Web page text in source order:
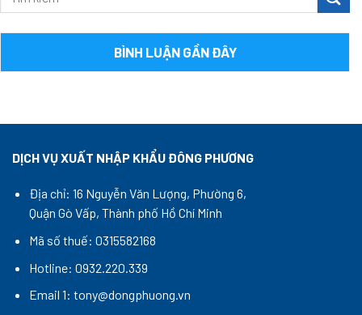
BÌNH LUẬN GẦN ĐÂY
DỊCH VỤ XUẤT NHẬP KHẨU ĐÔNG PHƯƠNG
Địa chỉ: 16 Nguyễn Văn Lượng, Phường 6,
Quận Gò Vấp, Thành phố Hồ Chí Minh
Mã số thuế: 0315582168
Hotline: 0932.220.339
Email 1: tony@dongphuong.vn